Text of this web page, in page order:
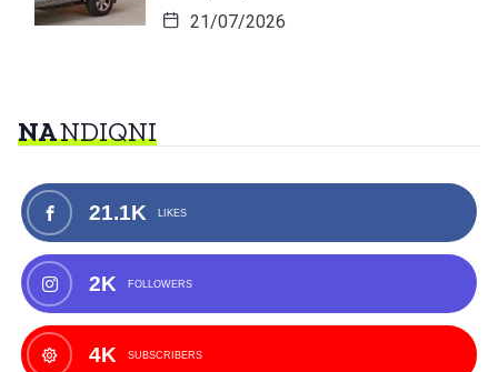
21/07/2026
NANDIQNI
21.1K LIKES
2K FOLLOWERS
4K SUBSCRIBERS